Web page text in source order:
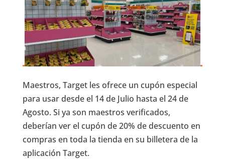
Maestros, Target les ofrece un cupón especial
para usar desde el 14 de Julio hasta el 24 de
Agosto. Si ya son maestros verificados,
deberían ver el cupón de 20% de descuento en
compras en toda la tienda en su billetera de la
aplicación Target.